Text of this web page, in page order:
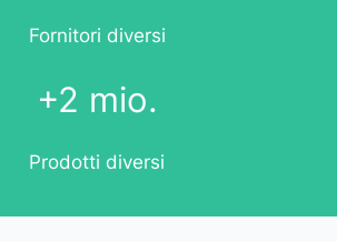
Fornitori diversi
+2 mio.
Prodotti diversi